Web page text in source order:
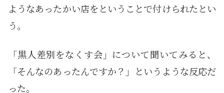
ようなあったかい店をということで付けられたとい
う。
「黒人差別をなくす会」について聞いてみると、
「そんなのあったんですか？」というような反応だ
った。